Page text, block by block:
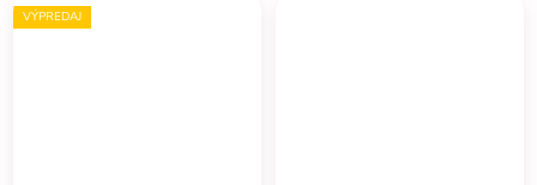
VÝPREDAJ